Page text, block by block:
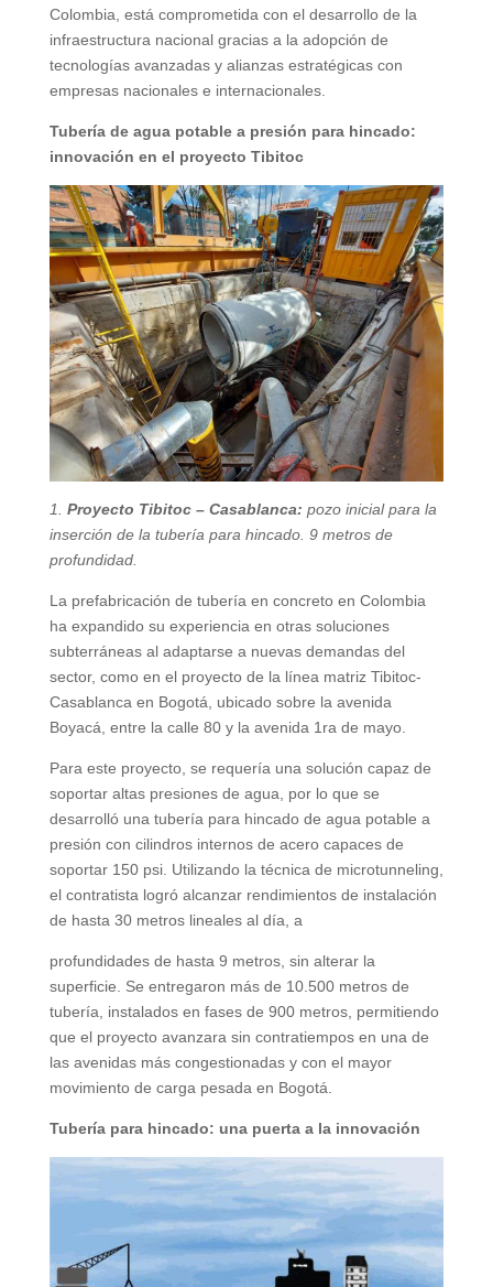
Colombia, está comprometida con el desarrollo de la
infraestructura nacional gracias a la adopción de
tecnologías avanzadas y alianzas estratégicas con
empresas nacionales e internacionales.
Tubería de agua potable a presión para hincado:
innovación en el proyecto Tibitoc
1.⁠ ⁠Proyecto Tibitoc – Casablanca: pozo inicial para la
inserción de la tubería para hincado. 9 metros de
profundidad.
La prefabricación de tubería en concreto en Colombia
ha expandido su experiencia en otras soluciones
subterráneas al adaptarse a nuevas demandas del
sector, como en el proyecto de la línea matriz Tibitoc-
Casablanca en Bogotá, ubicado sobre la avenida
Boyacá, entre la calle 80 y la avenida 1ra de mayo.
Para este proyecto, se requería una solución capaz de
soportar altas presiones de agua, por lo que se
desarrolló una tubería para hincado de agua potable a
presión con cilindros internos de acero capaces de
soportar 150 psi. Utilizando la técnica de microtunneling,
el contratista logró alcanzar rendimientos de instalación
de hasta 30 metros lineales al día, a
profundidades de hasta 9 metros, sin alterar la
superficie. Se entregaron más de 10.500 metros de
tubería, instalados en fases de 900 metros, permitiendo
que el proyecto avanzara sin contratiempos en una de
las avenidas más congestionadas y con el mayor
movimiento de carga pesada en Bogotá.
Tubería para hincado: una puerta a la innovación